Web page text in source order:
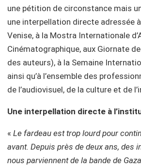
une pétition de circonstance mais
une interpellation directe adressée
Venise, à la Mostra Internationale
Cinématographique, aux Giornate
des auteurs), à la Semaine
ainsi qu’à l’ensemble des
de l’audiovisuel, de la culture et de
Une interpellation directe à
« Le fardeau est trop lourd pour
avant. Depuis près de deux ans, des
nous parviennent de la bande de